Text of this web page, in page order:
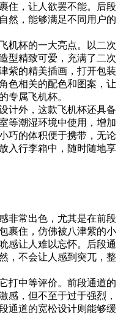
住，让人欲罢不能。后段
然，能够满足不同用户的
机杯的一大亮点。以二次
型精致可爱，充满了二次
紫的精美插画，打开包装
色相关的配色和图案，让
专属飞机杯。
计外，这款飞机杯还具备
等潮湿环境中使用，增加
巧的体积便于携带，无论
入行李箱中，随时随地享
非常出色，尤其是在前段
裹住，仿佛被八津紫的小
感让人难以忘怀。后段通
，不会让人感到突兀，整
打中等评价。前段通道的
感，但不至于过于强烈，
通道的宽松设计则能够缓